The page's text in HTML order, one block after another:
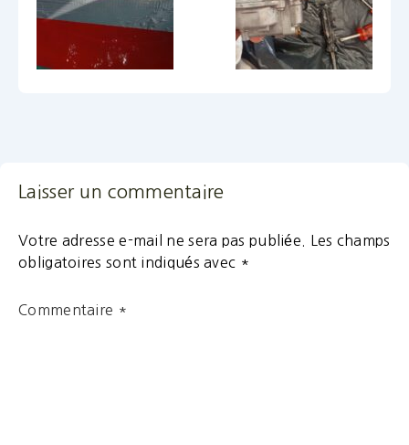
Laisser un commentaire
Votre adresse e-mail ne sera pas publiée.
Les champs
obligatoires sont indiqués avec *
Commentaire *